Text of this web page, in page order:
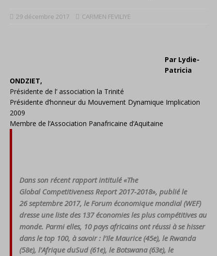
29 décembre 2017 CARMEN FEVILIYE
Par Lydie-
Patricia
ONDZIET,
Présidente de l’ association la Trinité
Présidente d’honneur du Mouvement Dynamique Implication
2009
Membre de l’Association Panafricaine d’Aquitaine
Dans son récent rapport intitulé «The
Global Competitiveness Report 2017-2018», publiéle
26septembre 2017, le Forum économiquemondial (WEF)
dresse une liste des 137 économies les plus compétitives au
monde. Parmi elles, 10 pays africains ont réussi à se hisser
dans le top 100, à savoir : l’IleMaurice (45e), le Rwanda
(58e), l’Afrique duSud (61e), le Botswana (63e), le